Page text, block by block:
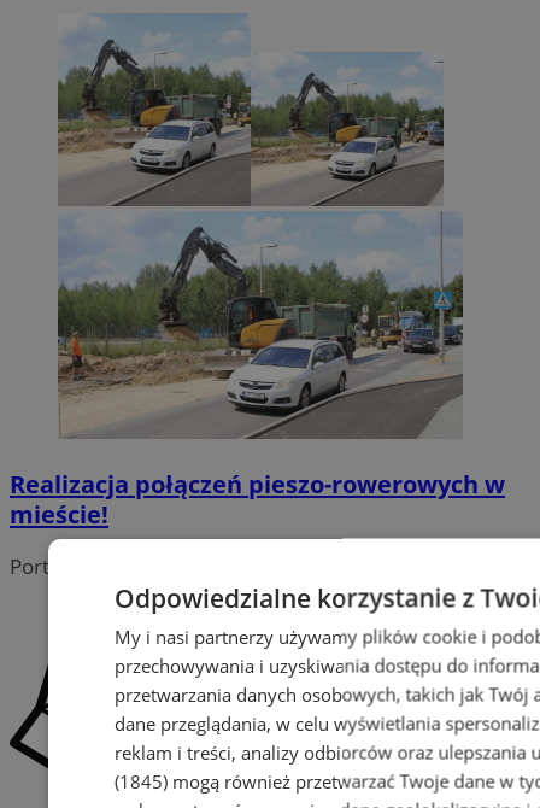
Realizacja połączeń pieszo-rowerowych w
mieście!
Portal należy do sieci
Odpowiedzialne korzystanie z
My i nasi partnerzy używamy plików cookie i
przechowywania i uzyskiwania dostępu do
przetwarzania danych osobowych, takich jak
dane przeglądania, w celu wyświetlania
reklam i treści, analizy odbiorców oraz ulepszania
(1845)mogą również przetwarzać Twoje dane w